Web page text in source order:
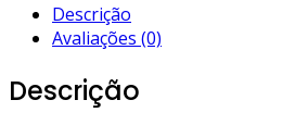
Descrição
Avaliações (0)
Descrição